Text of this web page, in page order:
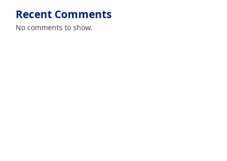
Recent Comments
No comments to show.